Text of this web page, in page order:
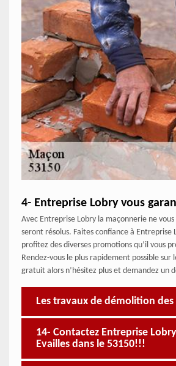
4- Entreprise Lobry vous
Avec Entreprise Lobry la maçonnerie ne
seront résolus. Faites confiance à
profitez des diverses promotions qu’il vous
Rendez-vous le plus rapidement possible
gratuit alors n’hésitez plus et demandez un
Les travaux de démolition des
14- Contactez Entreprise
Evailles dans le 53150!!!